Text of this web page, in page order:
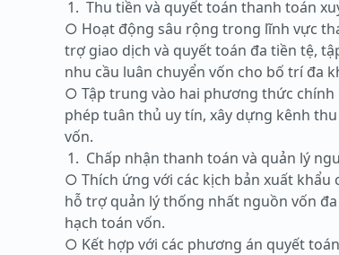
Thu tiền và quyết toán thanh toán
○ Hoạt động sâu rộng trong lĩnh vực
trợ giao dịch và quyết toán đa tiền tệ,
nhu cầu luân chuyển vốn cho bố trí đa
○ Tập trung vào hai phương thức
phép tuân thủ uy tín, xây dựng kênh
vốn.
Chấp nhận thanh toán và quản lý
○ Thích ứng với các kịch bản xuất
hỗ trợ quản lý thống nhất nguồn vốn
hạch toán vốn.
○ Kết hợp với các phương án quyết